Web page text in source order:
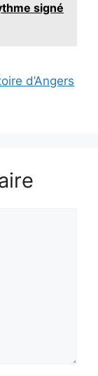
signé
d’Angers